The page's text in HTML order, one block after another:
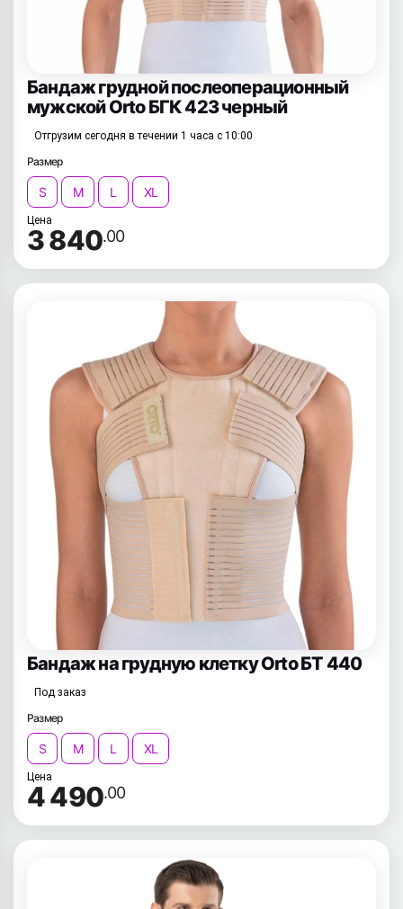
Бандаж грудной послеоперационный
мужской Orto БГК 423 черный
Отгрузим сегодня в течении 1 часа с 10:00
Размер
S M L XL
Цена
3 840.00
Бандаж на грудную клетку Orto БТ 440
Под заказ
Размер
S M L XL
Цена
4 490.00